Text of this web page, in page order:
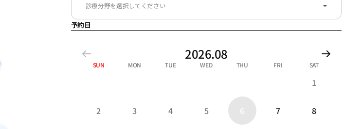
予約日
2026.08
SUN MON TUE WED THU FRI SAT
1
2 3 4 5 6 7 8